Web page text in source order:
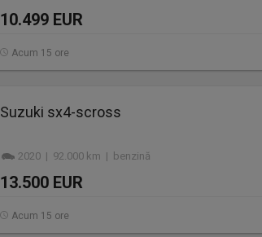
10.499 EUR
Acum 15 ore
Suzuki sx4-scross
2020 | 92.000 km | benzină
13.500 EUR
Acum 15 ore